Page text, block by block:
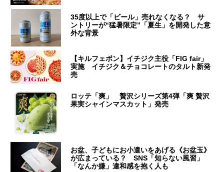
35度以上で「ビール」売れなくなる？ サ
ントリーが“猛暑限定”「夏生」を開発した意
外な背景
【キルフェボン】イチジク主役「FIG fair」
実施 イチジク＆チョコレートのタルト新発
売
ロッテ「爽」 贅沢シリーズ第4弾「爽 贅沢
果実シャインマスカット」発売
お盆、子どもにお小遣いをあげる《お盆玉》
が広まっている？ SNS「知らない風習」
「なんか嫌」違和感を抱く人も